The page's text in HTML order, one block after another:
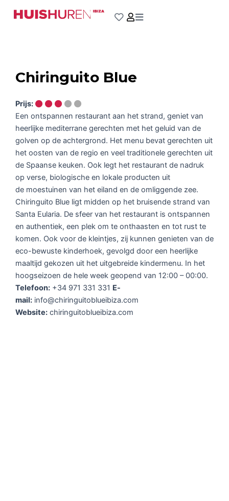
naar
Chiringuito Blue
Prijs:
Een ontspannen restaurant aan het strand, geniet van
heerlijke mediterrane gerechten met het geluid van de
golven op de achtergrond. Het menu bevat gerechten uit
het oosten van de regio en veel traditionele gerechten uit
de Spaanse keuken. Ook legt het restaurant de nadruk
op verse, biologische en lokale producten uit
de moestuinen van het eiland en de omliggende zee.
Chiringuito Blue ligt midden op het bruisende strand van
Santa Eularia. De sfeer van het restaurant is ontspannen
en authentiek, een plek om te onthaasten en tot rust te
komen. Ook voor de kleintjes, zij kunnen genieten van de
eco-bewuste kinderhoek, gevolgd door een heerlijke
maaltijd gekozen uit het uitgebreide kindermenu. In het
hoogseizoen de hele week geopend van 12:00 – 00:00.
Telefoon: +34 971 331 331 E-
mail: info@chiringuitoblueibiza.com
Website: chiringuitoblueibiza.com